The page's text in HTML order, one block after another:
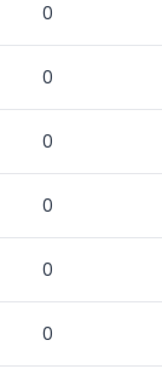
0
0
0
0
0
0